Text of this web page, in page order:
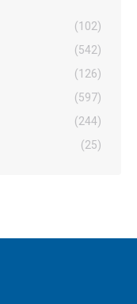
(102)
(542)
(126)
(597)
(244)
(25)